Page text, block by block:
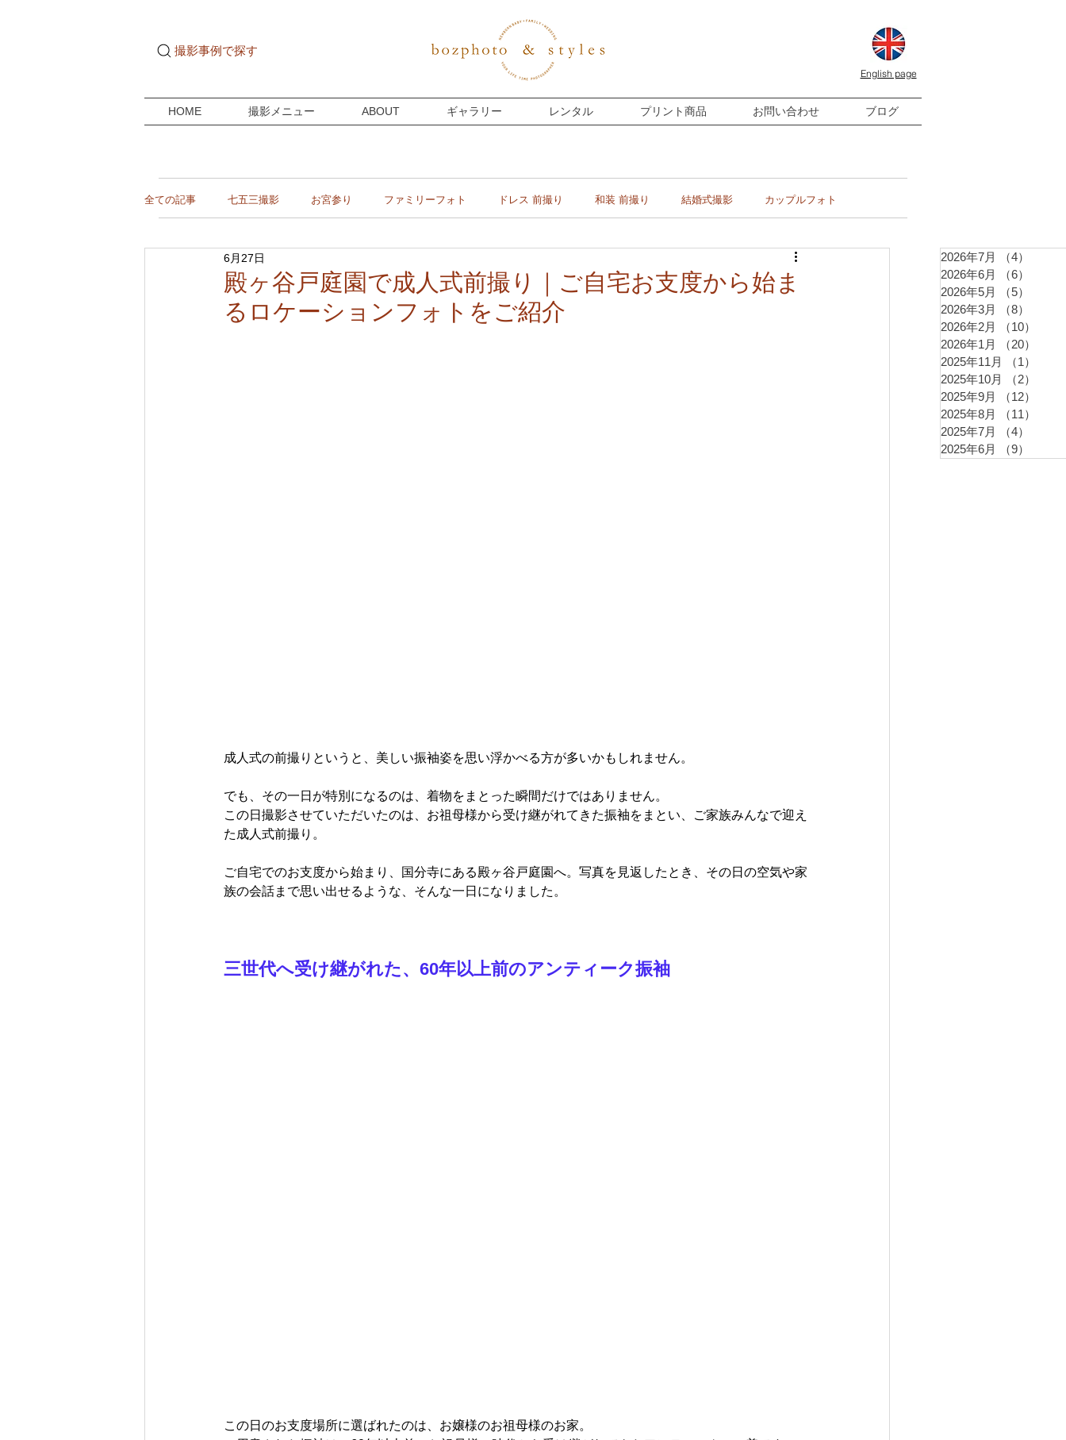
撮影事例で探す
English page
HOME 撮影メニュー ABOUT ギャラリー レンタル プリント商品 お問い合わせ ブログ
全ての記事 七五三撮影 お宮参り ファミリーフォト ドレス 前撮り 和装 前撮り 結婚式撮影 カップルフォト
ご自宅ドキュメンタリー
殿ヶ谷戸庭園で成人式前撮り｜ご自宅お支度から始ま
るロケーションフォトをご紹介
6月27日
成人式の前撮りというと、美しい振袖姿を思い浮かべる方が多いかもしれません。
でも、その一日が特別になるのは、着物をまとった瞬間だけではありません。
この日撮影させていただいたのは、お祖母様から受け継がれてきた振袖をまとい、ご家族みんなで迎え
た成人式前撮り。
ご自宅でのお支度から始まり、国分寺にある殿ヶ谷戸庭園へ。写真を見返したとき、その日の空気や家
族の会話まで思い出せるような、そんな一日になりました。
三世代へ受け継がれた、60年以上前のアンティーク振袖
この日のお支度場所に選ばれたのは、お嬢様のお祖母様のお家。
2026年7月 （4）
2026年6月
（6）
2026年5月
（5）
2026年3月
（8）
2026年2月
（10）
2026年1月
（20）
2025年11月
（1）
2025年10月
（2）
2025年9月
（12）
2025年8月
（11）
2025年7月
（4）
2025年6月
（9）